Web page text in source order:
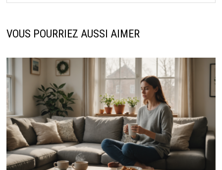
VOUS POURRIEZ AUSSI AIMER